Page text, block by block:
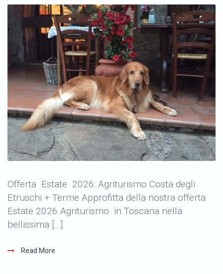
Offerta Estate 2026: Agriturismo Costa degli
Etruschi + Terme Approfitta della nostra offerta
Estate 2026 Agriturismo in Toscana nella
bellissima […]
Read More